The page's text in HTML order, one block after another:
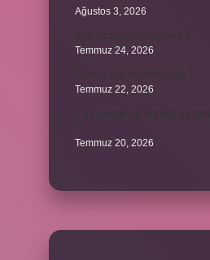
Ağustos 3, 2026
Temmuz 24, 2026
Temmuz 22, 2026
Temmuz 20, 2026